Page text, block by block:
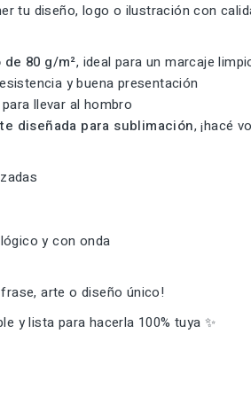
tu diseño, logo o ilustración con
80 g/m², ideal para un marcaje
y buena presentación
llevar al hombro
diseñada para sublimación, ¡hacé
y con onda
arte o diseño único!
y lista para hacerla 100% tuya ✨